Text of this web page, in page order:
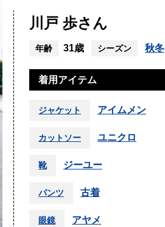
川戸 歩さん
年齢 31歳 シーズン 秋冬
着用アイテム
ジャケット アイムメン
カットソー ユニクロ
靴 ジーユー
パンツ 古着
眼鏡 アヤメ